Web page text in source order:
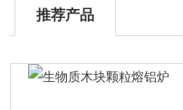
推荐产品